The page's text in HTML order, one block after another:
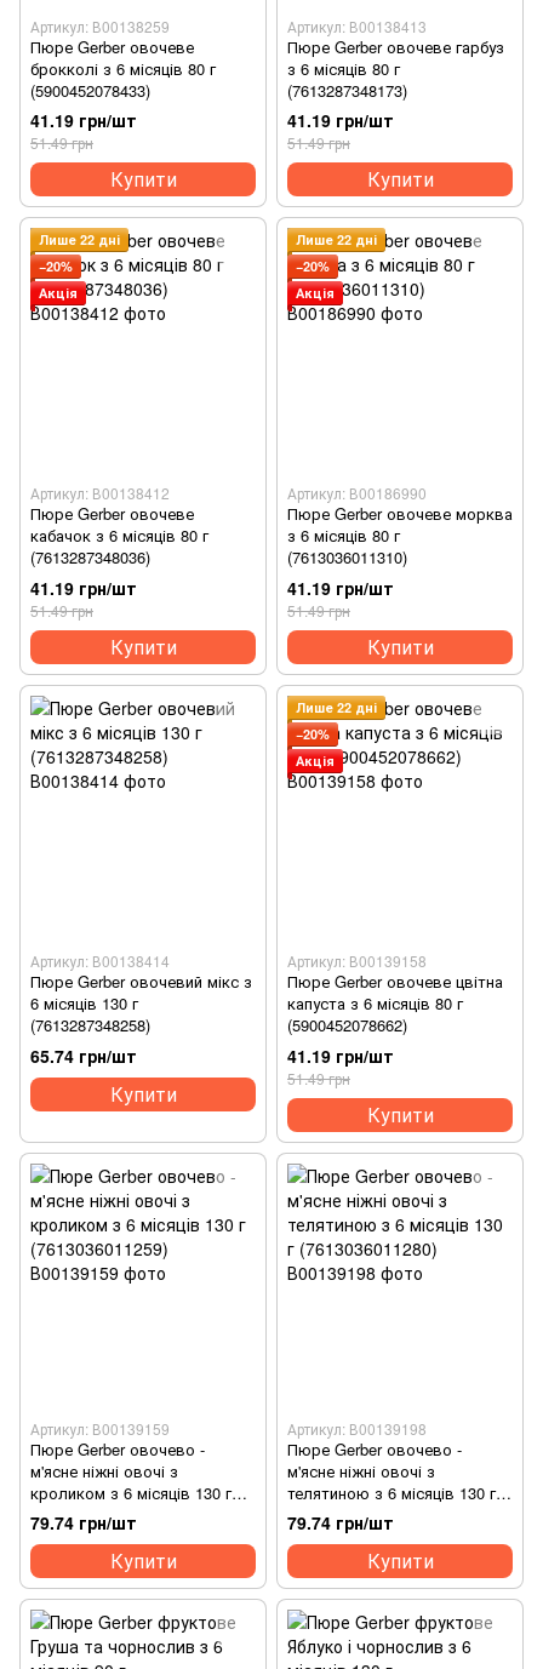
Артикул: В00138259
Пюре Gerber овочеве
брокколі з 6 місяців 80 г
(5900452078433)
41.19 грн/шт
51.49 грн
Купити
Артикул: В00138413
Пюре Gerber овочеве гарбуз
з 6 місяців 80 г
(7613287348173)
41.19 грн/шт
51.49 грн
Купити
Лише 22 дні
−20%
Акція
Артикул: В00138412
Пюре Gerber овочеве
кабачок з 6 місяців 80 г
(7613287348036)
41.19 грн/шт
51.49 грн
Купити
Лише 22 дні
−20%
Акція
Артикул: В00186990
Пюре Gerber овочеве морква
з 6 місяців 80 г
(7613036011310)
41.19 грн/шт
51.49 грн
Купити
Артикул: В00138414
Пюре Gerber овочевий мікс з
6 місяців 130 г
(7613287348258)
65.74 грн/шт
Купити
Лише 22 дні
−20%
Акція
Артикул: В00139158
Пюре Gerber овочеве цвітна
капуста з 6 місяців 80 г
(5900452078662)
41.19 грн/шт
51.49 грн
Купити
Артикул: В00139159
Пюре Gerber овочево -
м'ясне ніжні овочі з
кроликом з 6 місяців 130 г
(7613036011259)
79.74 грн/шт
Купити
Артикул: В00139198
Пюре Gerber овочево -
м'ясне ніжні овочі з
телятиною з 6 місяців 130 г
(7613036011280)
79.74 грн/шт
Купити